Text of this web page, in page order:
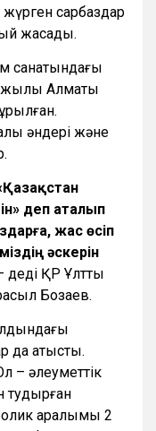
сарбаздар
жасады.
санатындағы
жылы Алматы
әндері және
деп аталып
жас өсіп
әскерін
деді ҚР Ұлттық
Бозаев.
да қатысты.
– әлеуметтік
тудырған
қаралымы 2